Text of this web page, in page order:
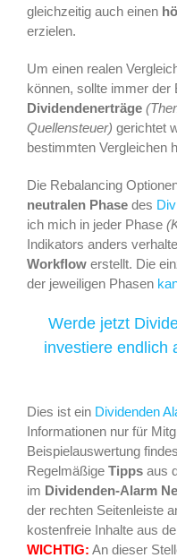
gleichzeitig auch einen
erzielen.
Um einen realen
können, sollte immer der
Dividendenerträge
Quellensteuer) gerichtet
bestimmten Vergleichen
Die Rebalancing
neutralen Phase des
ich mich in jeder Phase
Indikators anders
Workflow erstellt. Die
der jeweiligen Phasen
Werde jetzt
investiere endlich
Dies ist ein Dividenden
Informationen nur für
Beispielauswertung
Regelmäßige Tipps aus
im Dividenden-Alarm
der rechten Seitenleiste
kostenfreie Inhalte aus
WICHTIG: An dieser